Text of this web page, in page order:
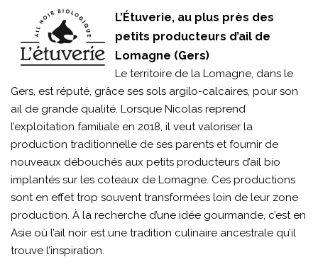
L’Étuverie, au plus près des
petits producteurs d’ail de
Lomagne (Gers)
Le territoire de la Lomagne, dans le
Gers, est réputé, grâce ses sols argilo-calcaires, pour son
ail de grande qualité. Lorsque Nicolas reprend
l’exploitation familiale en 2018, il veut valoriser la
production traditionnelle de ses parents et fournir de
nouveaux débouchés aux petits producteurs d’ail bio
implantés sur les coteaux de Lomagne. Ces productions
sont en effet trop souvent transformées loin de leur zone
production. À la recherche d’une idée gourmande, c’est en
Asie où l’ail noir est une tradition culinaire ancestrale qu’il
trouve l’inspiration.